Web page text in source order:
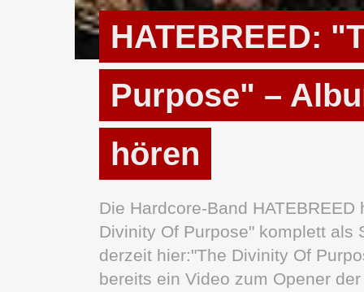
HATEBREED:
Purpose" –
hören
Die Hardcore-Band
Divinity Of Purpose" komplett als
derzeit hier:"The Divinity Of
bereits ein Video zum Opener